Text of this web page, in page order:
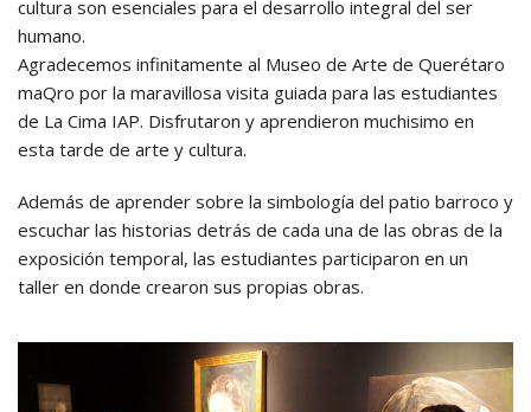
cultura son esenciales para el desarrollo integral del ser
humano.
Agradecemos infinitamente al Museo de Arte de Querétaro
maQro por la maravillosa visita guiada para las estudiantes
de La Cima IAP. Disfrutaron y aprendieron muchisimo en
esta tarde de arte y cultura.
Además de aprender sobre la simbología del patio barroco y
escuchar las historias detrás de cada una de las obras de la
exposición temporal, las estudiantes participaron en un
taller en donde crearon sus propias obras.